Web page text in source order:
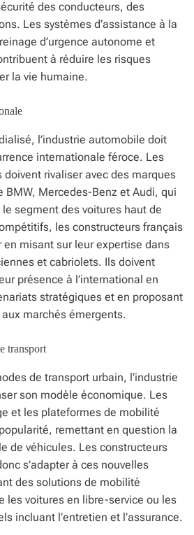
des conducteurs, des
Les systèmes d’assistance à la
d’urgence autonome et
à réduire les risques
la vie humaine.
l’industrie automobile doit
internationale féroce. Les
rivaliser avec des marques
BMW, Mercedes-Benz et Audi, qui
segment des voitures haut de
les constructeurs français
misant sur leur expertise dans
et cabriolets. Ils doivent
présence à l’international en
stratégiques et en proposant
marchés émergents.
transport
de transport urbain, l’industrie
son modèle économique. Les
et les plateformes de mobilité
remettant en question la
de véhicules. Les constructeurs
s’adapter à ces nouvelles
des solutions de mobilité
les voitures en libre-service ou les
incluant l’entretien et l’assurance.